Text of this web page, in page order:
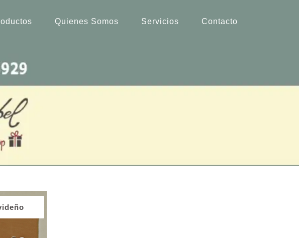
Quienes Somos Servicios Contacto